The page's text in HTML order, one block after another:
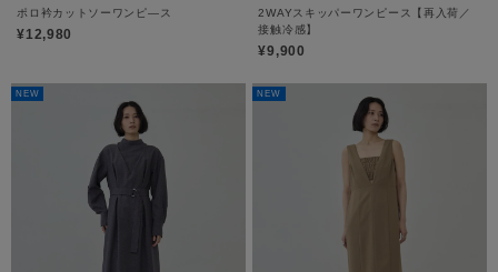
ポロ衿カットソーワンピ―ス
¥12,980
2WAYスキッパーワンピース【再入荷／
接触冷感】
¥9,900
NEW NEW